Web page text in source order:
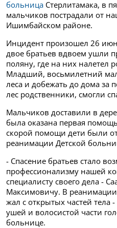
больница Стерлитамака, в
мальчиков пострадали от
Ишимбайском районе.
Инцидент произошел 26
двое братьев вдвоем ушли
поляну, где на них налетел
Младший, восьмилетний
леса и добежать до дома
лес родственники, смогли
Мальчиков доставили в
была оказана первая
скорой помощи дети были
реанимации Детской
- Спасение братьев стало
профессионализму нашей
специалисту своего дела -
Максимовичу. В
жал с открытых частей тела
ушей и волосистой части
больнице.